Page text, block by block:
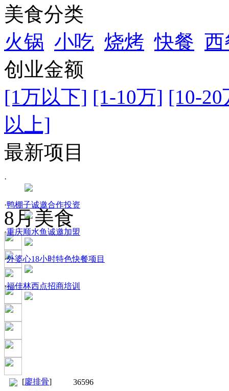
美食分类
火锅 小吃 烧烤 快餐 西
创业金额
[1万以下] [1-10万] [10-20
以上]
最新项目
·
·鸭棚子诚邀合作投资
·重庆顺水鱼诚邀加盟
·外婆心18小时特色快餐项目
·福佳林西点招商培训
8月美食
[廖排骨]
36596